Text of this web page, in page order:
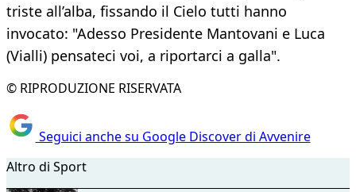
triste all’alba, fissando il Cielo tutti hanno
invocato: "Adesso Presidente Mantovani e Luca
(Vialli) pensateci voi, a riportarci a galla".
© RIPRODUZIONE RISERVATA
Seguici anche su Google Discover di Avvenire
Altro di Sport